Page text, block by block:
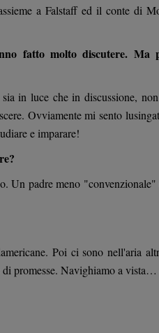
a Falstaff ed il conte di
fatto molto discutere. Ma
in luce che in discussione,
Ovviamente mi sento
e imparare!
Un padre meno
Poi ci sono nell'aria
promesse. Navighiamo a